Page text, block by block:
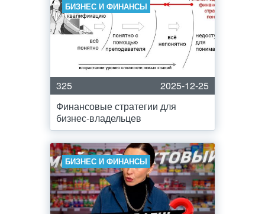
БИЗНЕС И ФИНАНСЫ
325
2025-12-25
Финансовые стратегии для
бизнес-владельцев
БИЗНЕС И ФИНАНСЫ